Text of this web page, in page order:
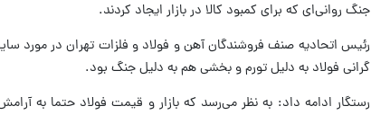
جنگ روانی‌ای که برای کمبود کالا در بازار ایجاد کردند.
رئیس اتحادیه صنف فروشندگان آهن و فولاد و فلزات تهران در مورد
گرانی فولاد به دلیل تورم و بخشی هم به دلیل جنگ بود.
رستگار ادامه داد: به نظر می‌رسد که بازار و قیمت فولاد حتما به